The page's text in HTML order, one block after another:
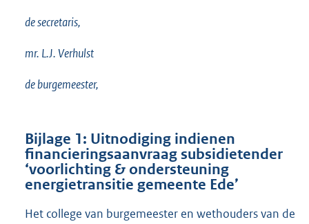
de secretaris,
mr. L.J. Verhulst
de burgemeester,
Bijlage 1: Uitnodiging indienen
financieringsaanvraag subsidietender
‘voorlichting & ondersteuning
energietransitie gemeente Ede’
Het college van burgemeester en wethouders van de